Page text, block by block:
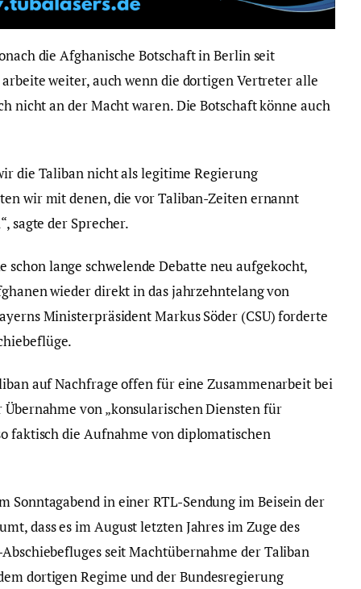
die Afghanische Botschaft in Berlin seit
weiter, auch wenn die dortigen Vertreter alle
nicht an der Macht waren. Die Botschaft könne auch
die Taliban nicht als legitime Regierung
wir mit denen, die vor Taliban-Zeiten ernannt
sagte der Sprecher.
schon lange schwelende Debatte neu aufgekocht,
wieder direkt in das jahrzehntelang von
Ministerpräsident Markus Söder (CSU) forderte
auf Nachfrage offen für eine Zusammenarbeit bei
von „konsularischen Diensten für
faktisch die Aufnahme von diplomatischen
Sonntagabend in einer RTL-Sendung im Beisein der
dass es im August letzten Jahres im Zuge des
seit Machtübernahme der Taliban
dortigen Regime und der Bundesregierung